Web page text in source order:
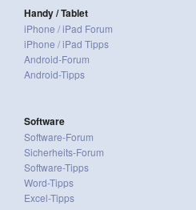
Handy / Tablet
iPhone / iPad Forum
iPhone / iPad Tipps
Android-Forum
Android-Tipps
Software
Software-Forum
Sicherheits-Forum
Software-Tipps
Word-Tipps
Excel-Tipps